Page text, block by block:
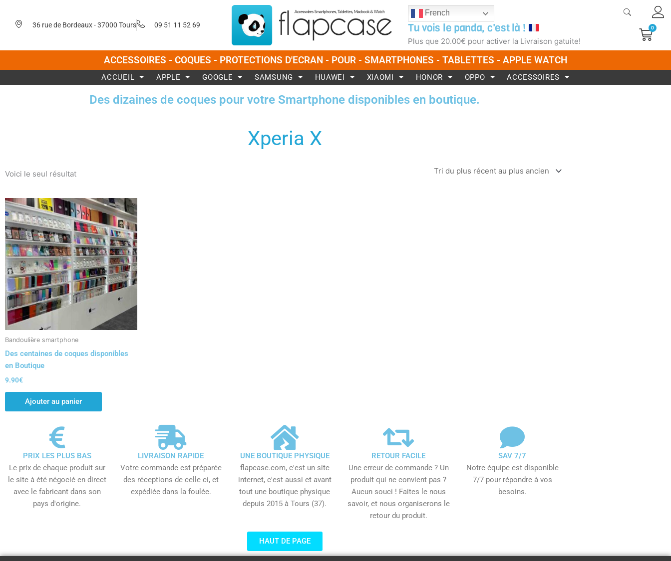
contenu
36 rue de Bordeaux - 37000 Tours 09 51 11 52 69
French
Tu vois le panda, c'est là !
Plus que 20.00€ pour activer la Livraison gatuite!
0
ACCESSOIRES - COQUES - PROTECTIONS D'ECRAN - POUR - SMARTPHONES - TABLETTES - APPLE WATCH
ACCUEIL APPLE GOOGLE SAMSUNG HUAWEI XIAOMI HONOR OPPO ACCESSOIRES
Des dizaines de coques pour votre Smartphone disponibles en boutique.
Xperia X
Voici le seul résultat
Bandoulière smartphone
Des centaines de coques disponibles
en Boutique
9.90€
Ajouter au panier
PRIX LES PLUS BAS
Le prix de chaque produit sur
le site à été négocié en direct
avec le fabricant dans son
pays d'origine.
LIVRAISON RAPIDE
Votre commande est préparée
des réceptions de celle ci, et
expédiée dans la foulée.
UNE BOUTIQUE PHYSIQUE
flapcase.com, c'est un site
internet, c'est aussi et avant
tout une boutique physique
depuis 2015 à Tours (37).
RETOUR FACILE
Une erreur de commande ? Un
produit qui ne convient pas ?
Aucun souci ! Faites le nous
savoir, et nous organiserons le
retour du produit.
SAV 7/7
Notre équipe est disponible
7/7 pour répondre à vos
besoins.
HAUT DE PAGE